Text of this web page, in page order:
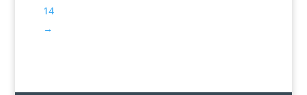
14
→